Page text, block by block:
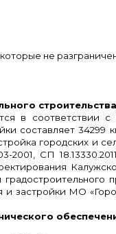
не
в соответствии
составляет 34299
городских и
2001, СП
и застройки МО